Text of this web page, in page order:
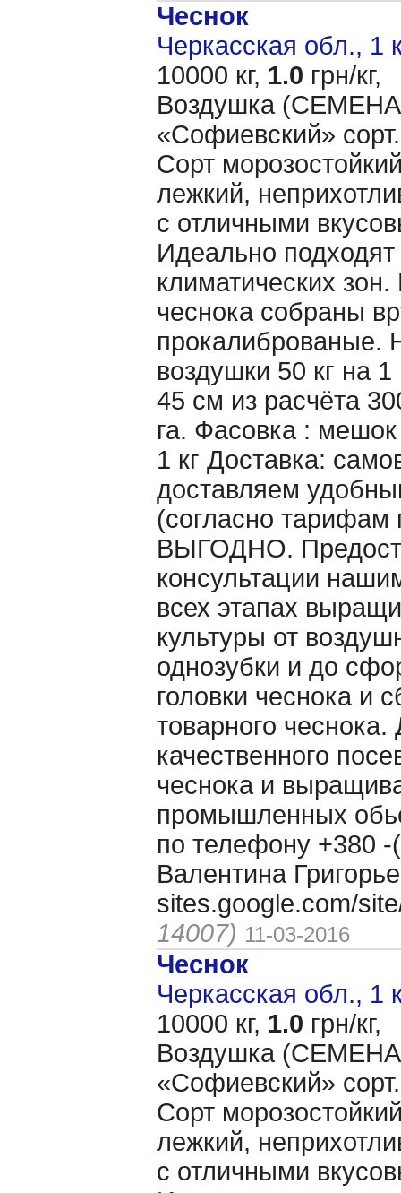
Чеснок
Черкасская обл., 1
10000 кг, 1.0 грн/кг,
Воздушка (CЕМЕНА
«Cофиевский»
Сорт
лежкий,
с отличными
Идеально
климатических
чеснока собраны
прокалиброваные.
воздушки 50 кг на
45 см из расчёта
га. Фасовка :
1 кг Доставка:
доставляем
(согласно тарифам
ВЫГОДНО.
консультации
всех этапах
культуры от
однозубки и до
головки чеснока и
товарного чеснока.
качественного
чеснока и
промышленных
по телефону +380
Валентина
sites.google.com/
14007) 11-03-2016
Чеснок
Черкасская обл., 1
10000 кг, 1.0 грн/кг,
Воздушка (CЕМЕНА
«Cофиевский»
Сорт
лежкий,
с отличными